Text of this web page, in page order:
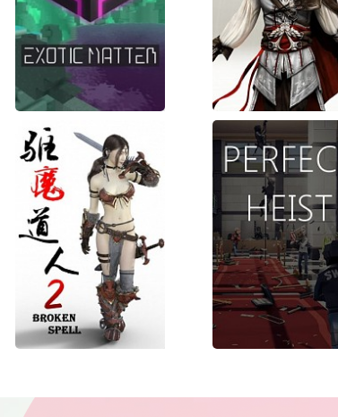
Exotic Matter
Assassin's
Creed 2
Deluxe
Edition